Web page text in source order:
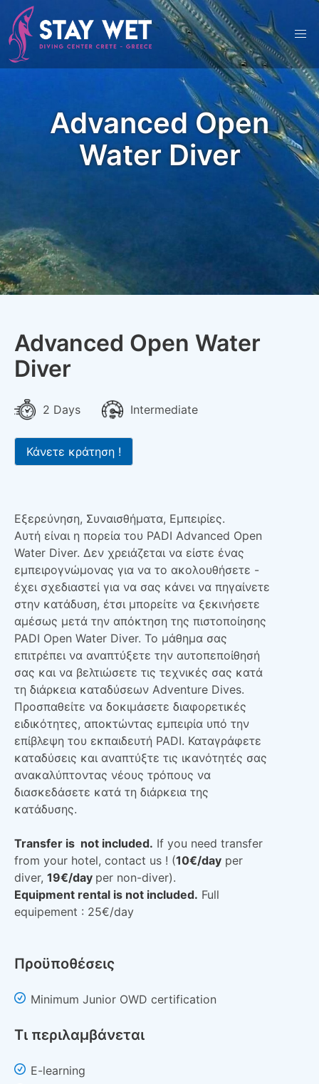
Skip
content
Advanced Open
Water Diver
Advanced Open Water
Diver
2 Days Intermediate
Κάνετε κράτηση !
Εξερεύνηση, Συναισθήματα, Εμπειρίες.
Αυτή είναι η πορεία του PADI Advanced Open
Water Diver. Δεν χρειάζεται να είστε ένας
εμπειρογνώμονας για να το ακολουθήσετε -
έχει σχεδιαστεί για να σας κάνει να πηγαίνετε
στην κατάδυση, έτσι μπορείτε να ξεκινήσετε
αμέσως μετά την απόκτηση της πιστοποίησης
PADI Open Water Diver. Το μάθημα σας
επιτρέπει να αναπτύξετε την αυτοπεποίθησή
σας και να βελτιώσετε τις τεχνικές σας κατά
τη διάρκεια καταδύσεων Adventure Dives.
Προσπαθείτε να δοκιμάσετε διαφορετικές
ειδικότητες, αποκτώντας εμπειρία υπό την
επίβλεψη του εκπαιδευτή PADI. Καταγράφετε
καταδύσεις και αναπτύξτε τις ικανότητές σας
ανακαλύπτοντας νέους τρόπους να
διασκεδάσετε κατά τη διάρκεια της
κατάδυσης.
Transfer is not included. If you need transfer
from your hotel, contact us ! (10€/day per
diver, 19€/day per non-diver).
Equipment rental is not included. Full
equipement : 25€/day
Προϋποθέσεις
Minimum Junior OWD certification
Τι περιλαμβάνεται
E-learning